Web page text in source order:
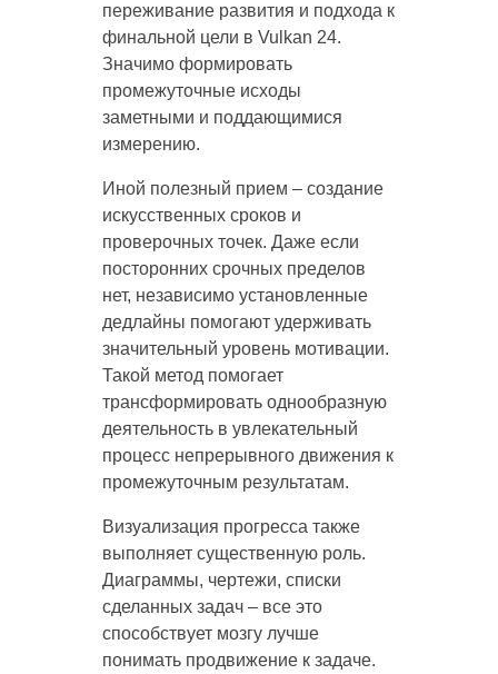
переживание развития и подхода к
финальной цели в Vulkan 24.
Значимо формировать
промежуточные исходы
заметными и поддающимися
измерению.
Иной полезный прием – создание
искусственных сроков и
проверочных точек. Даже если
посторонних срочных пределов
нет, независимо установленные
дедлайны помогают удерживать
значительный уровень мотивации.
Такой метод помогает
трансформировать однообразную
деятельность в увлекательный
процесс непрерывного движения к
промежуточным результатам.
Визуализация прогресса также
выполняет существенную роль.
Диаграммы, чертежи, списки
сделанных задач – все это
способствует мозгу лучше
понимать продвижение к задаче.